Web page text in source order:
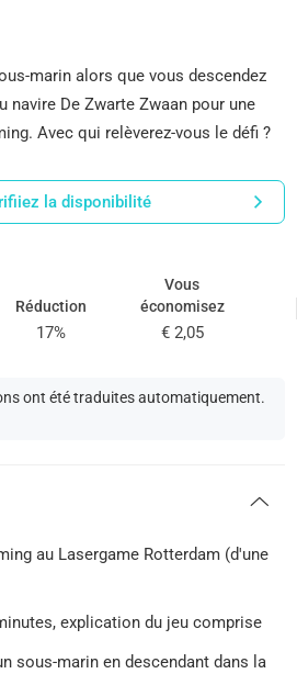
marin alors que vous descendez
navire De Zwarte Zwaan pour une
Avec qui relèverez-vous le défi ?
la disponibilité
Réduction
17%
Vous
économisez
€ 2,05
ont été traduites automatiquement.
au Lasergame Rotterdam (d'une
explication du jeu comprise
sous-marin en descendant dans la